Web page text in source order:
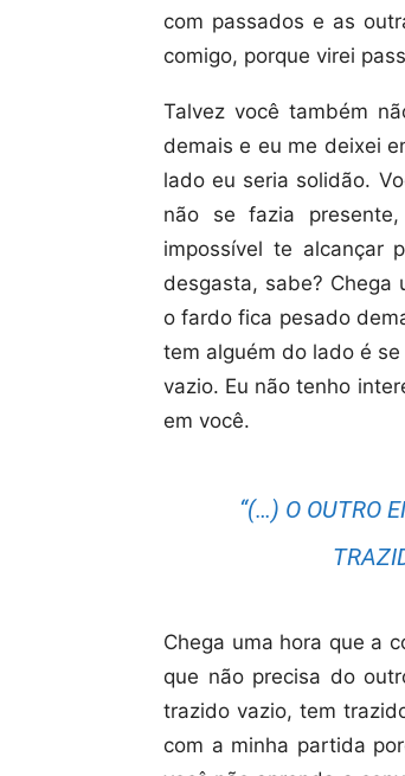
com passados e as
comigo, porque virei
Talvez você também
demais e eu me deixei
lado eu seria solidão.
não se fazia
impossível te alcançar
desgasta, sabe? Chega
o fardo fica pesado
tem alguém do lado é
vazio. Eu não tenho
em você.
“(…) O OUTRO
Chega uma hora que a
que não precisa do
trazido vazio, tem
com a minha partida